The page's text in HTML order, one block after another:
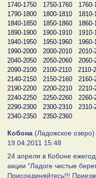
1740-1750
1750-1760 1760-
1790-1800
1800-1810 1810-
1840-1850
1850-1860 1860-
1890-1900
1900-1910 1910-
1940-1950
1950-1960 1960-
1990-2000
2000-2010 2010-
2040-2050
2050-2060 2060-
2090-2100
2100-2110 2110-
2140-2150
2150-2160 2160-
2190-2200
2200-2210 2210-
2240-2250
2250-2260 2260-
2290-2300
2300-2310 2310-
2340-2350
2350-2360
Кобона (Ладожское озеро)
19.04.2011 15:48
24 апреля в Кобоне
акции "Ладоге чистые
Присоединяйтесь!!!